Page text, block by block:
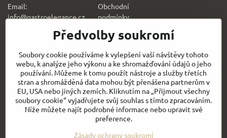
Email:
info@gastroelegance.cz
Obchodní
podmínky
Všechno k nákupu
Sledujte naše novinky i na sítích:
Facebook Instagram
Rychlý kontakt
Předvolby soukromí
Soubory cookie používáme k vylepšení vaší návštěvy tohoto
webu, k analýze jeho výkonu a ke shromažďování údajů o jeho
používání. Můžeme k tomu použít nástroje a služby třetích
stran a shromážděná data mohou být přenášena partnerům v
EU, USA nebo jiných zemích. Kliknutím na „Přijmout všechny
soubory cookie“ vyjadřujete svůj souhlas s tímto zpracováním.
Níže můžete najít podrobné informace nebo upravit své
preference.
Zásady ochrany soukromí